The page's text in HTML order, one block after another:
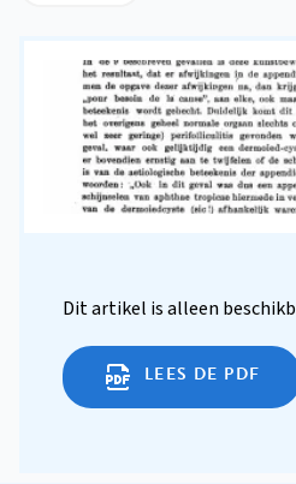
Dit artikel is alleen
LEES DE PDF